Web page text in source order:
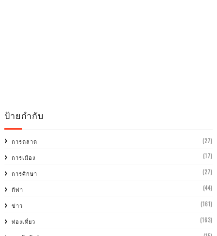
ป้ายกำกับ
การตลาด (27)
การเมือง (17)
การศีกษา (27)
กีฬา (44)
ข่าว (161)
ท่องเที่ยว (163)